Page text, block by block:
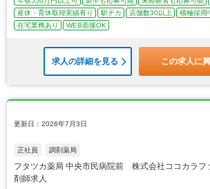
産休・育休取得実績有り
駅チカ 店舗数30以上 積極採用
在宅業務あり
WEB面接OK
求人の詳細を見る この求人に
更新日：2026年7月3日
正社員 調剤薬局
フタツカ薬局 中央市民病院前 株式会社ココカラフ
剤師求人